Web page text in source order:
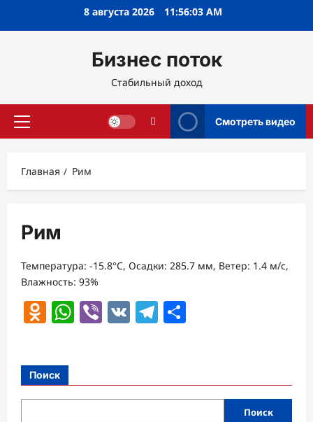
8 августа 2026 11:56:03 AM
Бизнес поток
Стабильный доход
Основное
Смотреть видео
Главная Рим
Рим
Температура: -15.8°C, Осадки: 285.7 мм, Ветер: 1.4 м/с,
Влажность: 93%
Odnoklassniki
WhatsApp
Viber
VK Telegram
Поиск
Поиск